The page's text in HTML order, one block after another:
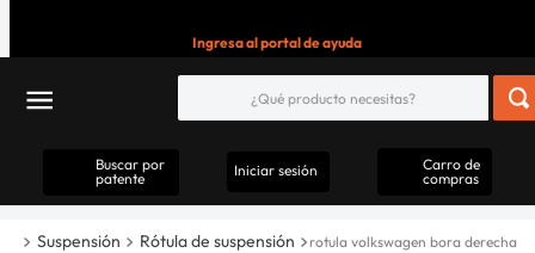
Ingresa al portal de ayuda
Buscar por
patente
Iniciar sesión
Carro de
compras
Suspensión Rótula de suspensión
rotula volkswagen bora derecha